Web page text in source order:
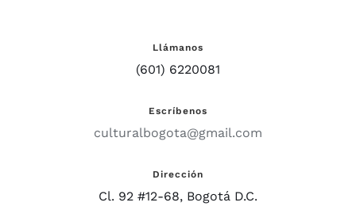
Llámanos
(601) 6220081
Escríbenos
culturalbogota@gmail.com
Dirección
Cl. 92 #12-68, Bogotá D.C.